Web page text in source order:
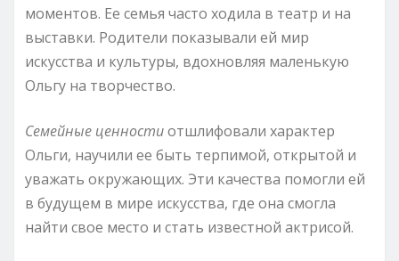
моментов. Ее семья часто ходила в театр и на
выставки. Родители показывали ей мир
искусства и культуры, вдохновляя маленькую
Ольгу на творчество.
Семейные ценностиотшлифовали характер
Ольги, научили ее быть терпимой, открытой и
уважать окружающих. Эти качества помогли ей
в будущем в мире искусства, где она смогла
найти свое место и стать известной актрисой.